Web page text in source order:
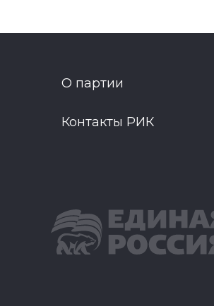
О партии
Контакты РИК